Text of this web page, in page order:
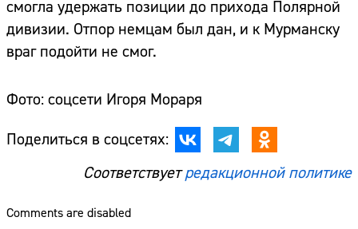
смогла удержать позиции до прихода Полярной
дивизии. Отпор немцам был дан, и к Мурманску
враг подойти не смог.
Фото: соцсети Игоря Мораря
Поделиться в соцсетях:
Соответствуетредакционной политике
Comments are disabled